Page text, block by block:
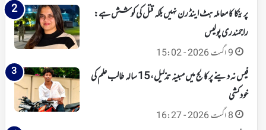
پرینکا کا معاملہ ہٹ اینڈ رن نہیں بلکہ قتل کی کوشش ہے:
راجمندری پولیس
9 اگست 2026 - 15:02
فیس نہ دینے پرکالج میں مبینہ تذلیل، 15 سالہ طالب علم کی
خودکشی
8 اگست 2026 - 16:27